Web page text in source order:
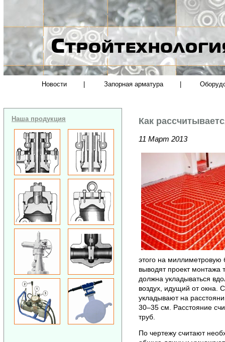
Новости Запорная арматура
Наша продукция Как
11 Март 2013
этого на
выводят проект монтажа
должна укладываться
воздух, идущий от окна.
укладывают на
30–35 см. Расстояние
труб.
По чертежу считают